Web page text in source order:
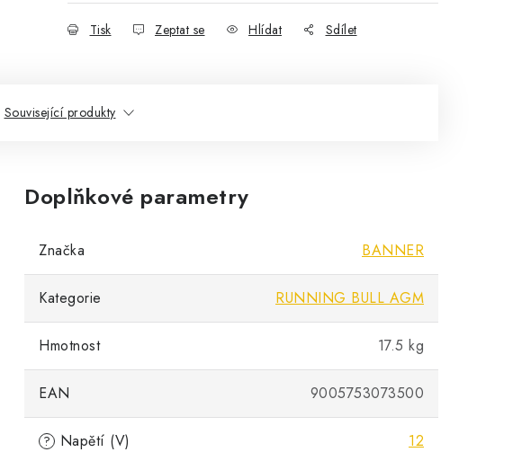
Tisk Zeptat se Hlídat Sdílet
Související produkty
Doplňkové parametry
Značka BANNER
Kategorie RUNNING BULL AGM
Hmotnost 17.5 kg
EAN 9005753073500
? Napětí (V) 12